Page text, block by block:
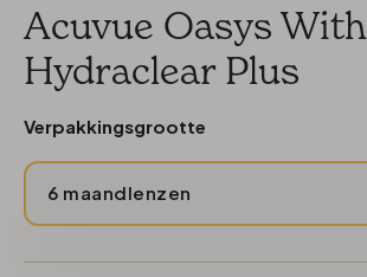
Acuvue Oasys With
Hydraclear Plus
Verpakkingsgrootte
6 maandlenzen